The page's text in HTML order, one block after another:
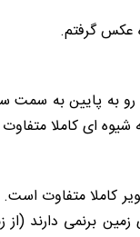
عکس گرفتم.
به پایین به سمت
ای کاملا متفاوت
کاملا متفاوت
برنمی دارند